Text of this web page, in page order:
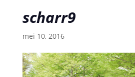
scharr9
mei 10, 2016